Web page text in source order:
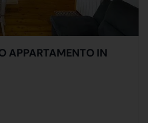
APPARTAMENTO IN